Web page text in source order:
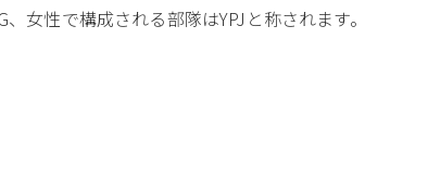
女性で構成される部隊はYPJと称されます。